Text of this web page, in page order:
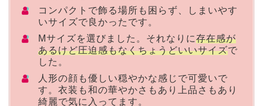
コンパクトで飾る場所も困らず、しまいやす
いサイズで良かったです。
Mサイズを選びました。それなりに存在感が
あるけど圧迫感もなくちょうどいいサイズで
した。
人形の顔も優しい穏やかな感じで可愛いで
す。衣装も和の華やかさもあり上品さもあり
綺麗で気に入ってます。